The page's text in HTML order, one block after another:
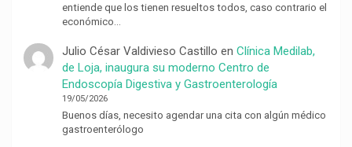
entiende que los tienen resueltos todos, caso contrario el
económico…
Julio César Valdivieso Castillo en Clínica Medilab,
de Loja, inaugura su moderno Centro de
Endoscopía Digestiva y Gastroenterología
19/05/2026
Buenos días, necesito agendar una cita con algún médico
gastroenterólogo